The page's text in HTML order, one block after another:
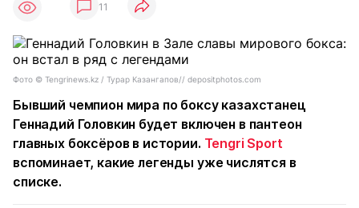
11
Фото ©️ Tengrinews.kz / Турар Казангапов// depositphotos.com
Бывший чемпион мира по боксу казахстанец
Геннадий Головкин будет включен в пантеон
главных боксёров в истории. Tengri Sport
вспоминает, какие легенды уже числятся в
списке.